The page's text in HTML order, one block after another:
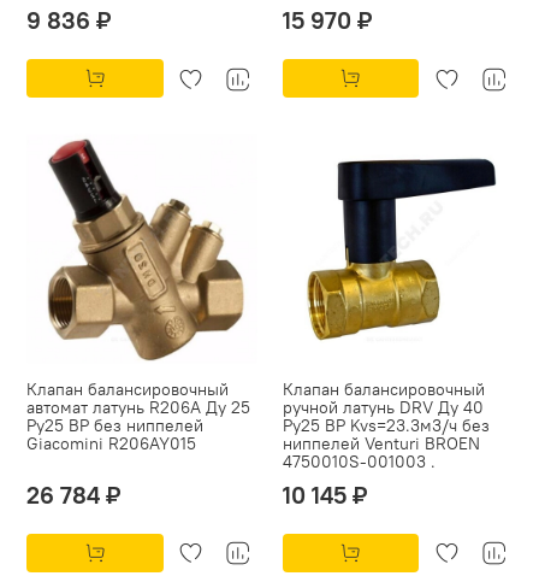
9 836 ₽ 15 970 ₽
Клапан балансировочный
автомат латунь R206A Ду 25
Ру25 ВР без ниппелей
Giacomini R206AY015
26 784 ₽
Клапан балансировочный
ручной латунь DRV Ду 40
Ру25 ВР Kvs=23.3м3/ч без
ниппелей Venturi BROEN
4750010S-001003 .
10 145 ₽